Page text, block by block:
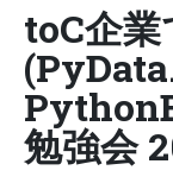
toC企
勉強会